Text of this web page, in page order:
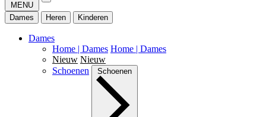
MENU
Dames
Heren Kinderen
Dames
Home | Dames Home | Dames
Nieuw Nieuw
Schoenen
Schoenen